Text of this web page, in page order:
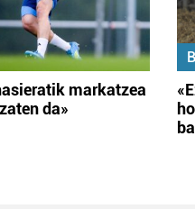
markatzea
da»